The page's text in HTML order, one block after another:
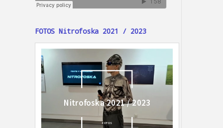
FOTOS Nitrofoska 2021 / 2023